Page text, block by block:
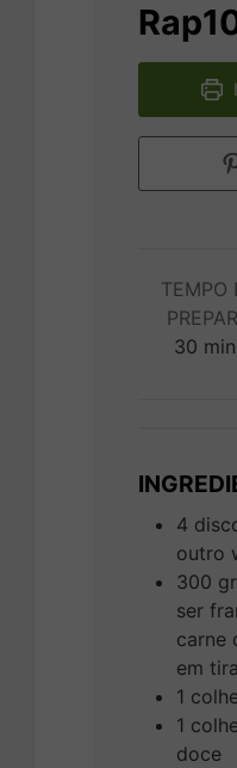
TEMPO
30
4
outro
300
ser
carne
em
1
1
doce